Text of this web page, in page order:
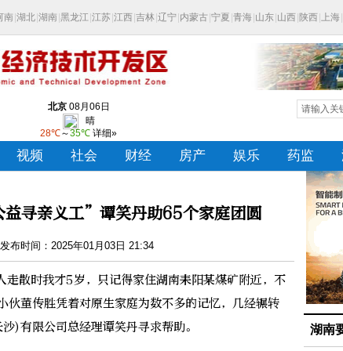
寻亲义工”谭笑丹助65个家庭团圆
布时间：2025年01月03日 21:34
时我才5岁，只记得家住湖南耒阳某煤矿附近，不
董传胜凭着对原生家庭为数不多的记忆，几经辗转
有限公司总经理谭笑丹寻求帮助。
湖南